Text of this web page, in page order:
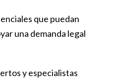
que puedan
una demanda legal
y especialistas